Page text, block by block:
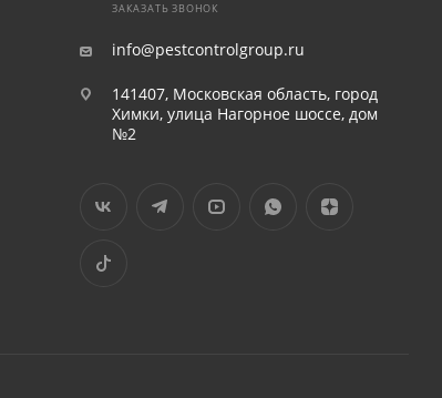
ЗАКАЗАТЬ ЗВОНОК
info@pestcontrolgroup.ru
141407, Московская область, город
Химки, улица Нагорное шоссе, дом
№2